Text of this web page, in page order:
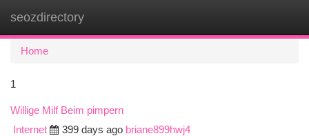
seozdirectory
Home
1
Willige Milf Beim pimpern
Internet
399 days ago briane899hwj4